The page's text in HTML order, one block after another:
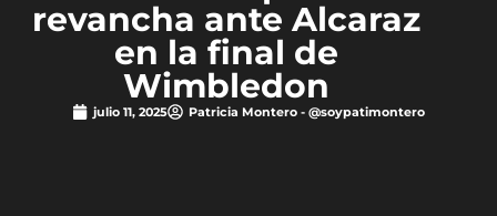
revancha ante Alcaraz
en la final de
Wimbledon
julio 11, 2025 Patricia Montero - @soypatimontero